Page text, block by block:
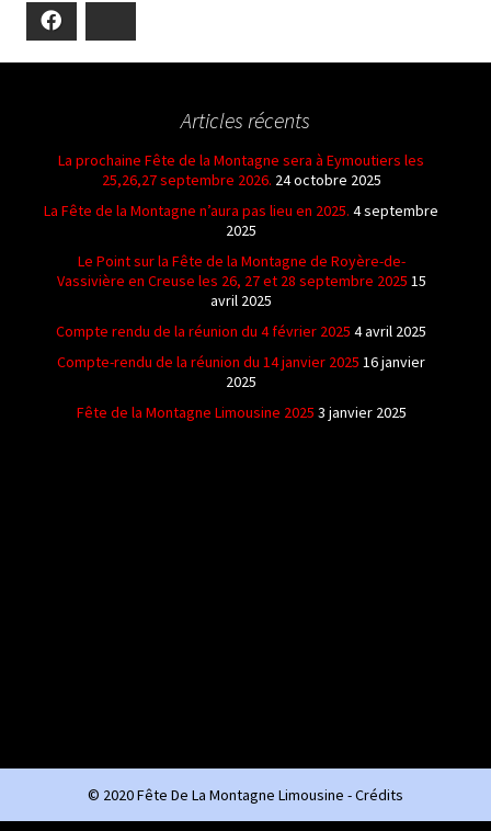
Articles récents
La prochaine Fête de la Montagne sera à Eymoutiers les
25,26,27 septembre 2026. 24 octobre 2025
La Fête de la Montagne n’aura pas lieu en 2025. 4 septembre
2025
Le Point sur la Fête de la Montagne de Royère-de-
Vassivière en Creuse les 26, 27 et 28 septembre 2025 15
avril 2025
Compte rendu de la réunion du 4 février 2025 4 avril 2025
Compte-rendu de la réunion du 14 janvier 2025 16 janvier
2025
Fête de la Montagne Limousine 2025 3 janvier 2025
© 2020 Fête De La Montagne Limousine -Crédits